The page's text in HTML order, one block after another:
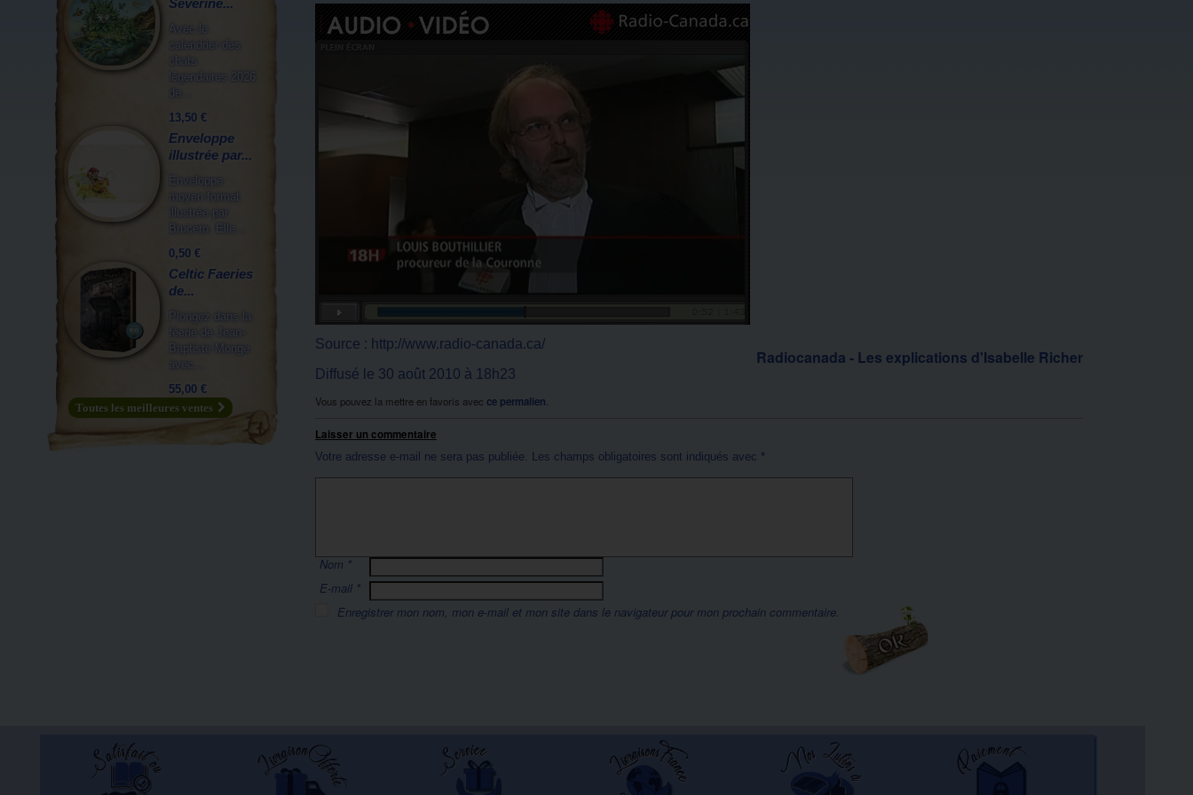
Radiocanada - Les explications d'Isabelle Richer
Source : http://www.radio-canada.ca/
Diffusé le 30 août 2010 à 18h23
Vous pouvez la mettre en favoris avec ce permalien
Laisser un commentaire
Votre adresse e-mail ne sera pas publiée. Les champs obligatoires sont indiqués avec *
Nom *
E-mail *
Enregistrer mon nom, mon e-mail et mon site dans le navigateur pour mon prochain commentaire.
Séverine...
Avec le
calendrier des
chats
légendaires 2026
de...
13,50 €
Enveloppe
illustrée par...
Enveloppe
moyen format
illustrée par
Brucero. Elle...
0,50 €
Celtic Faeries
de...
Plongez dans la
féerie de Jean-
Baptiste Monge
avec...
55,00 €
Toutes les meilleures ventes